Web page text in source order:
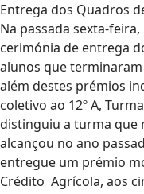
Entrega dos Quadros
Na passada sexta-
cerimónia de entrega
alunos que
além destes prémios
coletivo ao 12º A,
distinguiu a turma que
alcançou no ano
entregue um prémio
Crédito Agrícola, aos